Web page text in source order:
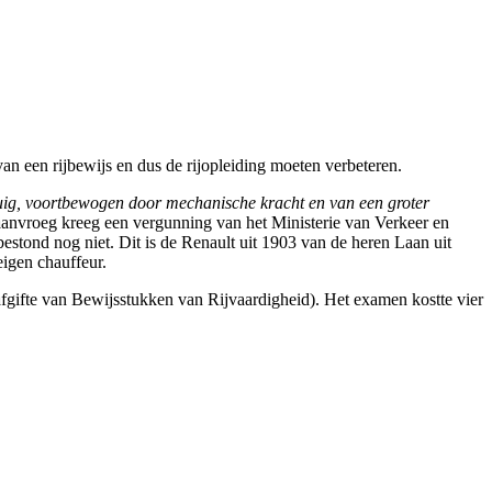
een rijbewijs en dus de rijopleiding moeten verbeteren.
voortbewogen door mechanische kracht en van een groter
kreeg een vergunning van het Ministerie van Verkeer en
nog niet. Dit is de Renault uit 1903 van de heren Laan uit
chauffeur.
van Bewijsstukken van Rijvaardigheid). Het examen kostte vier